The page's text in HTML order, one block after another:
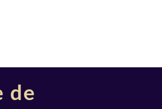
de